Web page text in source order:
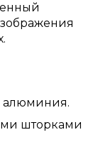
алюминия.
шторками